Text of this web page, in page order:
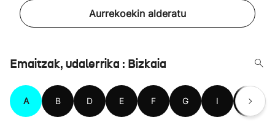
Aurrekoekin alderatu
Emaitzak, udalerrika : Bizkaia
A B D E F G I J